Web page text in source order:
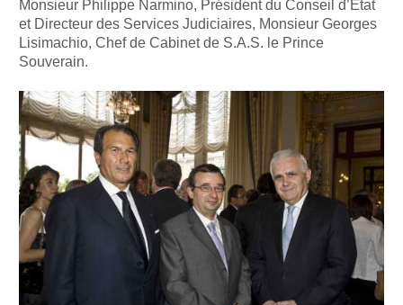
Monsieur Philippe Narmino, Président du Conseil d’État
et Directeur des Services Judiciaires, Monsieur Georges
Lisimachio, Chef de Cabinet de S.A.S. le Prince
Souverain.